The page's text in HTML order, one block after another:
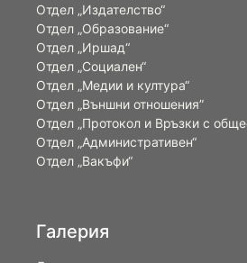
Отдел „Издателство“
Отдел „Образование“
Отдел „Иршад“
Отдел „Социален“
Отдел „Медии и култура“
Отдел „Външни отношения”
Oтдел „Протокол и Връзки с
Отдел „Административен“
Отдел „Вакъфи“
Галерия